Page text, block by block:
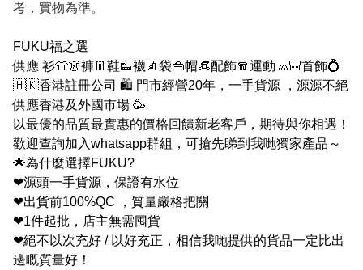
考，實物為準。
FUKU福之選
供應 衫👕👗褲👖鞋👟襪🧦袋👜帽👒配飾🧣運動🧢🎒首飾💍
🇭🇰香港註冊公司 🛍 門市經營20年，一手貨源 ，源源不絕
供應香港及外國市場 🥳
以最優的品質最實惠的價格回饋新老客戶，期待與你相遇！
歡迎查詢加入whatsapp群組，可搶先睇到我哋獨家產品～
🌟為什麼選擇FUKU?
❤源頭一手貨源，保證有水位
❤出貨前100%QC ，質量嚴格把關
❤1件起批，店主無需囤貨
❤絕不以次充好 / 以好充正，相信我哋提供的貨品一定比出
邊嘅質量好！